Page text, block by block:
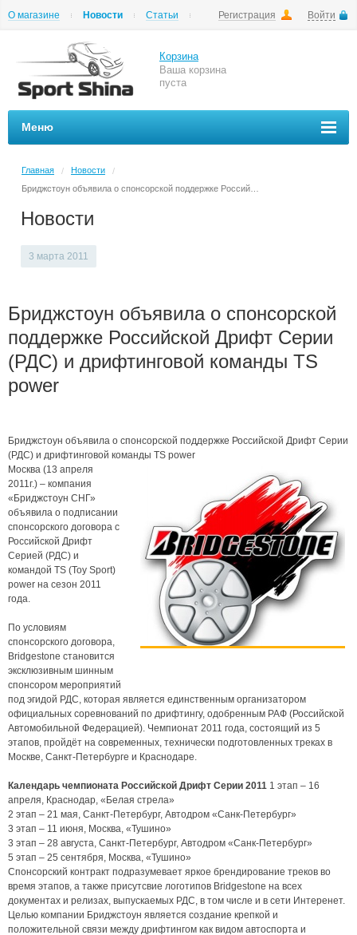
Регистрация Войти
О магазине Новости
Статьи
Корзина
Ваша корзина
пуста
Меню
Главная / Новости
/
Новости
3 марта 2011
Бриджстоун объявила о спонсорской
поддержке Российской Дрифт Серии
(РДС) и дрифтинговой команды TS
power
Бриджстоун объявила о спонсорской поддержке Российской Дрифт Серии
(РДС) и дрифтинговой команды TS power
Москва (13 апреля
2011г.) – компания
«Бриджстоун СНГ»
объявила о подписании
спонсорского договора с
Российской Дрифт
Серией (РДС) и
командой TS (Toy Sport)
power на сезон 2011
года.
По условиям
спонсорского договора,
Bridgestone становится
эксклюзивным шинным
спонсором мероприятий
под эгидой РДС, которая является единственным организатором
официальных соревнований по дрифтингу, одобренным РАФ (Российской
Автомобильной Федерацией). Чемпионат 2011 года, состоящий из 5
этапов, пройдёт на современных, технически подготовленных треках в
Москве, Санкт-Петербурге и Краснодаре.
Календарь чемпионата Российской Дрифт Серии 2011 1 этап – 16
апреля, Краснодар, «Белая стрела»
2 этап – 21 мая, Санкт-Петербург, Автодром «Санк-Петербург»
3 этап – 11 июня, Москва, «Тушино»
3 этап – 28 августа, Санкт-Петербург, Автодром «Санк-Петербург»
5 этап – 25 сентября, Москва, «Тушино»
Спонсорский контракт подразумевает яркое брендирование треков во
время этапов, а также присутсвие логотипов Bridgestone на всех
документах и релизах, выпускаемых РДС, в том числе и в сети Интеренет.
Целью компании Бриджстоун является создание крепкой и
положительной связи между дрифтингом как видом автоспорта и